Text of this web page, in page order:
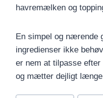
havremælken og
En simpel og nærende
ingredienser ikke
er nem at tilpasse
og mætter dejligt